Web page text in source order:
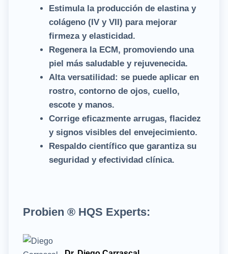
Estimula la producción de elastina y
colágeno (IV y VII) para mejorar
firmeza y elasticidad.
Regenera la ECM, promoviendo una
piel más saludable y rejuvenecida.
Alta versatilidad: se puede aplicar en
rostro, contorno de ojos, cuello,
escote y manos.
Corrige eficazmente arrugas, flacidez
y signos visibles del envejecimiento.
Respaldo científico que garantiza su
seguridad y efectividad clínica.
Probien ® HQS Experts: